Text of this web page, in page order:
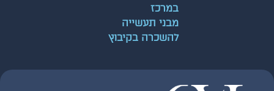
במרכז
מבני תעשייה
להשכרה בקיבוץ